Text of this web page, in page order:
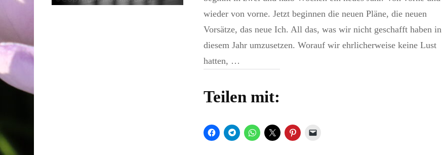
Wahrheit
wieder von vorne. Jetzt beginnen die neuen Pläne, die neuen
Vorsätze, das neue Ich. All das, was wir nicht geschafft haben in
diesem Jahr umzusetzen. Worauf wir ehrlicherweise keine Lust
hatten, …
Teilen mit: